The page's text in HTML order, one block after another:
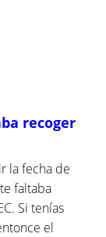
recoger
la fecha de
faltaba
Si tenías
el